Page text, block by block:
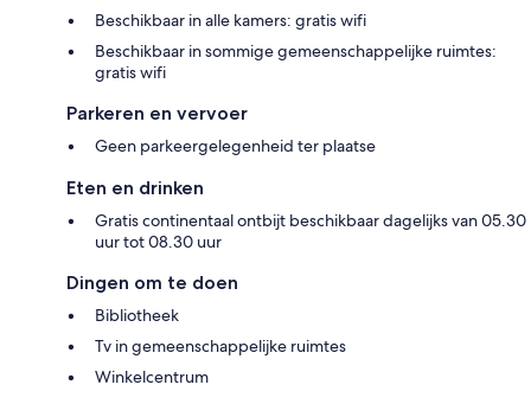
Beschikbaar in alle kamers: gratis wifi
Beschikbaar in sommige gemeenschappelijke ruimtes:
gratis wifi
Parkeren en vervoer
Geen parkeergelegenheid ter plaatse
Eten en drinken
Gratis continentaal ontbijt beschikbaar dagelijks van 05.30
uur tot 08.30 uur
Dingen om te doen
Bibliotheek
Tv in gemeenschappelijke ruimtes
Winkelcentrum